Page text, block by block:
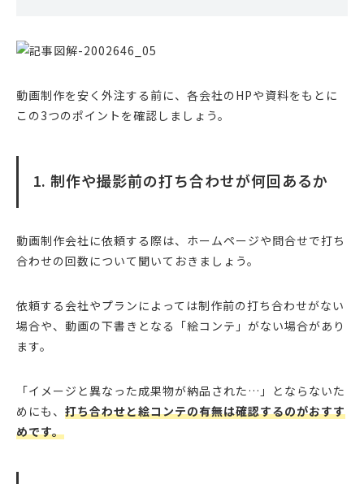
動画制作を安く外注する前に、各会社のHPや資料をもとに
この3つのポイントを確認しましょう。
1. 制作や撮影前の打ち合わせが何回あるか
動画制作会社に依頼する際は、ホームページや問合せで打ち
合わせの回数について聞いておきましょう。
依頼する会社やプランによっては制作前の打ち合わせがない
場合や、動画の下書きとなる「絵コンテ」がない場合があり
ます。
「イメージと異なった成果物が納品された…」とならないた
めにも、 打ち合わせと絵コンテの有無は確認するのがおすす
めです。